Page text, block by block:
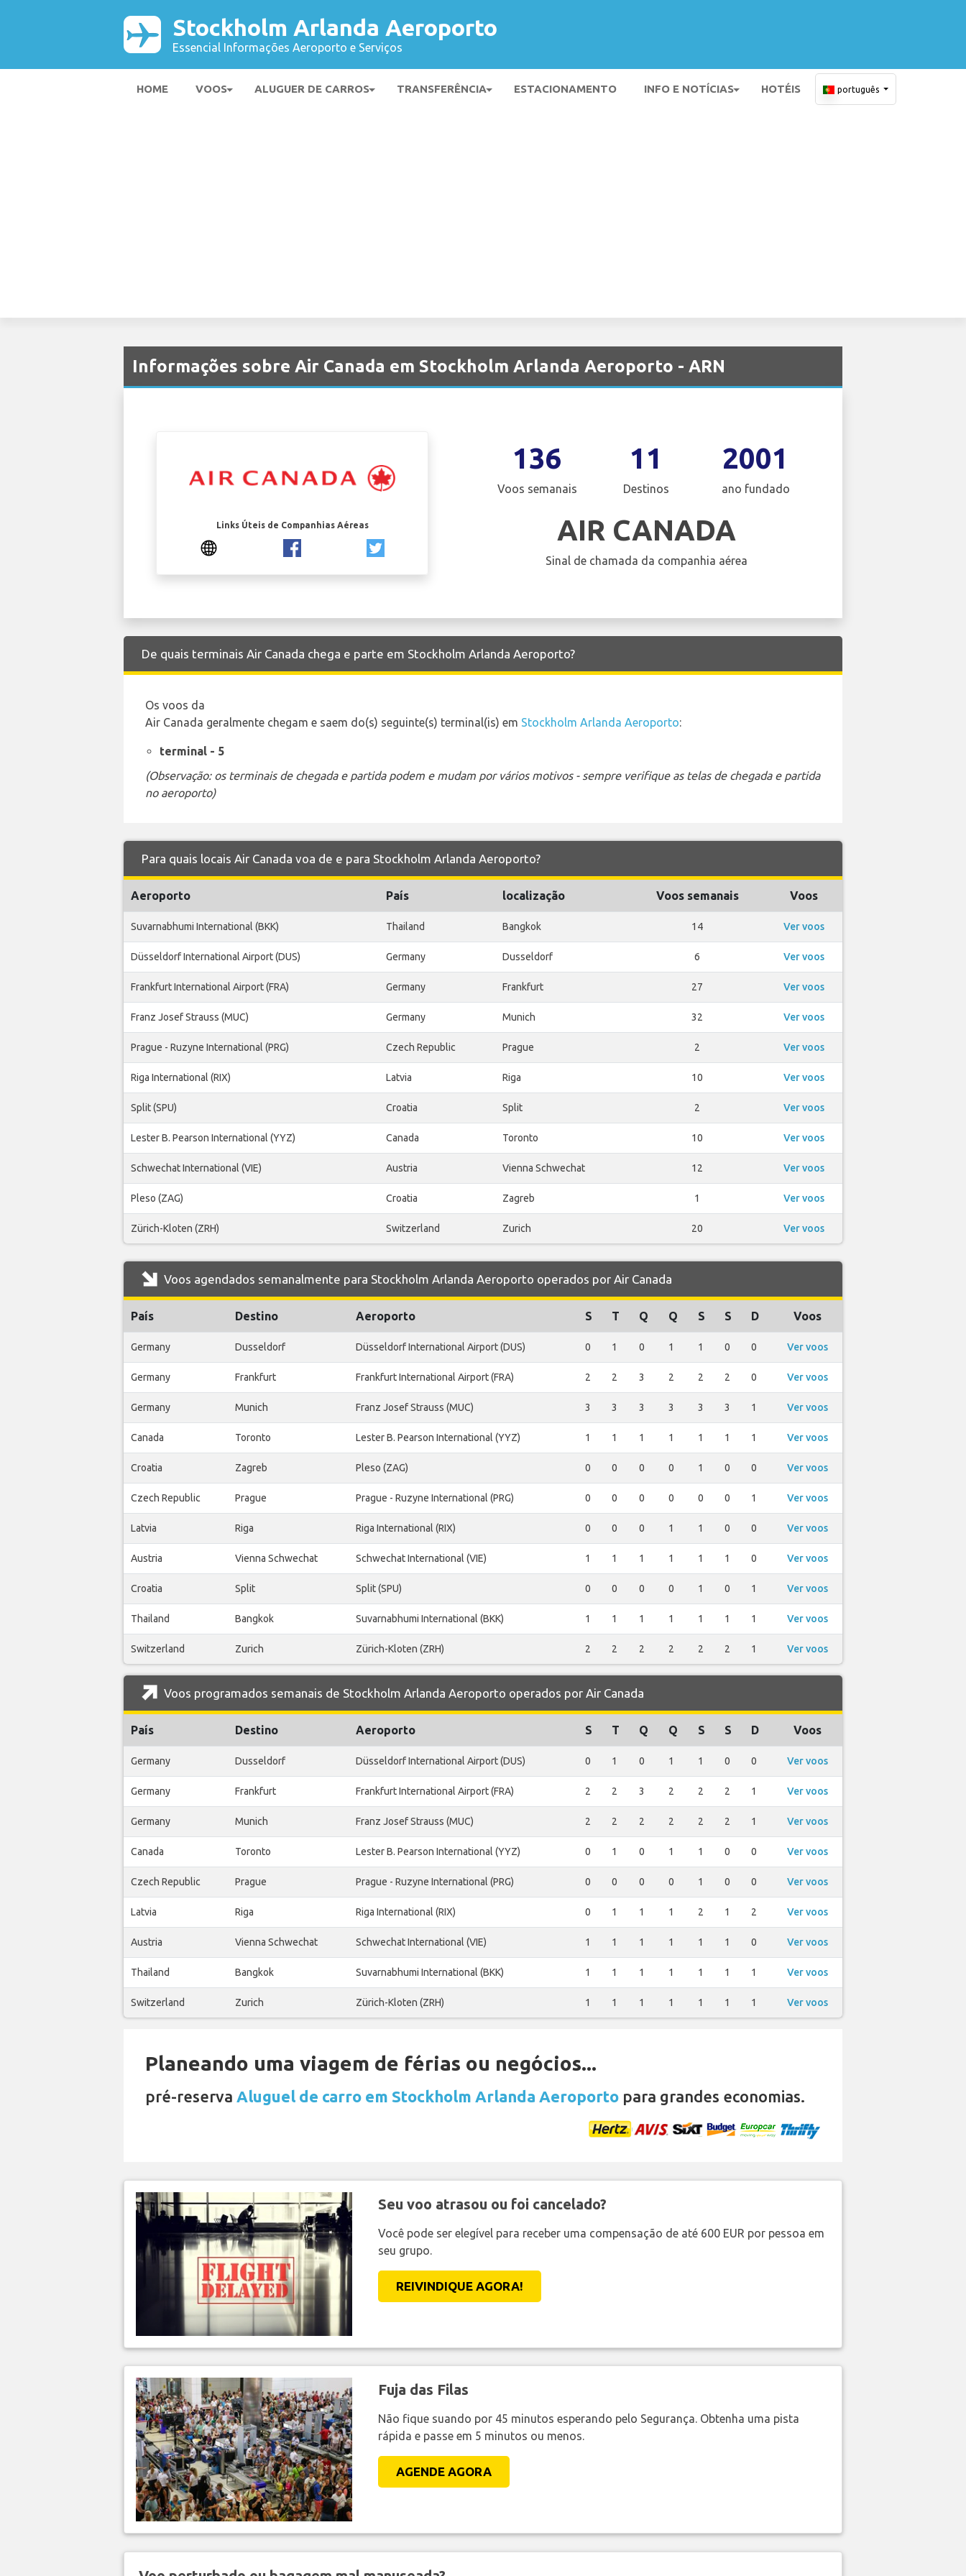
Stockholm Arlanda Aeroporto
Essencial Informações Aeroporto e Serviços
HOME VOOS ALUGUER DE CARROS TRANSFERÊNCIA ESTACIONAMENTO INFO E NOTÍCIAS HOTÉIS português
Informações sobre Air Canada em Stockholm Arlanda Aeroporto - ARN
Links Úteis de Companhias Aéreas
136
Voos semanais
11
Destinos
2001
ano fundado
AIR CANADA
Sinal de chamada da companhia aérea
De quais terminais Air Canada chega e parte em Stockholm Arlanda Aeroporto?
Os voos da
Air Canada geralmente chegam e saem do(s) seguinte(s) terminal(is) em Stockholm Arlanda Aeroporto:
terminal - 5
(Observação: os terminais de chegada e partida podem e mudam por vários motivos - sempre verifique as telas de chegada e partida
no aeroporto)
Para quais locais Air Canada voa de e para Stockholm Arlanda Aeroporto?
Aeroporto País localização Voos semanais Voos
Suvarnabhumi International (BKK) Thailand Bangkok 14 Ver voos
Düsseldorf International Airport (DUS) Germany Dusseldorf 6 Ver voos
Frankfurt International Airport (FRA) Germany Frankfurt 27 Ver voos
Franz Josef Strauss (MUC) Germany Munich 32 Ver voos
Prague - Ruzyne International (PRG) Czech Republic Prague 2 Ver voos
Riga International (RIX) Latvia Riga 10 Ver voos
Split (SPU) Croatia Split 2 Ver voos
Lester B. Pearson International (YYZ) Canada Toronto 10 Ver voos
Schwechat International (VIE) Austria Vienna Schwechat 12 Ver voos
Pleso (ZAG) Croatia Zagreb 1 Ver voos
Zürich-Kloten (ZRH) Switzerland Zurich 20 Ver voos
Voos agendados semanalmente para Stockholm Arlanda Aeroporto operados por Air Canada
País Destino Aeroporto S T Q Q S S D Voos
Germany Dusseldorf Düsseldorf International Airport (DUS) 0 1 0 1 1 0 0 Ver voos
Germany Frankfurt Frankfurt International Airport (FRA) 2 2 3 2 2 2 0 Ver voos
Germany Munich Franz Josef Strauss (MUC) 3 3 3 3 3 3 1 Ver voos
Canada Toronto Lester B. Pearson International (YYZ) 1 1 1 1 1 1 1 Ver voos
Croatia Zagreb Pleso (ZAG) 0 0 0 0 1 0 0 Ver voos
Czech Republic Prague Prague - Ruzyne International (PRG) 0 0 0 0 0 0 1 Ver voos
Latvia Riga Riga International (RIX) 0 0 0 1 1 0 0 Ver voos
Austria Vienna Schwechat Schwechat International (VIE) 1 1 1 1 1 1 0 Ver voos
Croatia Split Split (SPU) 0 0 0 0 1 0 1 Ver voos
Thailand Bangkok Suvarnabhumi International (BKK) 1 1 1 1 1 1 1 Ver voos
Switzerland Zurich Zürich-Kloten (ZRH) 2 2 2 2 2 2 1 Ver voos
Voos programados semanais de Stockholm Arlanda Aeroporto operados por Air Canada
País Destino Aeroporto S T Q Q S S D Voos
Germany Dusseldorf Düsseldorf International Airport (DUS) 0 1 0 1 1 0 0 Ver voos
Germany Frankfurt Frankfurt International Airport (FRA) 2 2 3 2 2 2 1 Ver voos
Germany Munich Franz Josef Strauss (MUC) 2 2 2 2 2 2 1 Ver voos
Canada Toronto Lester B. Pearson International (YYZ) 0 1 0 1 1 0 0 Ver voos
Czech Republic Prague Prague - Ruzyne International (PRG) 0 0 0 0 1 0 0 Ver voos
Latvia Riga Riga International (RIX) 0 1 1 1 2 1 2 Ver voos
Austria Vienna Schwechat Schwechat International (VIE) 1 1 1 1 1 1 0 Ver voos
Thailand Bangkok Suvarnabhumi International (BKK) 1 1 1 1 1 1 1 Ver voos
Switzerland Zurich Zürich-Kloten (ZRH) 1 1 1 1 1 1 1 Ver voos
Planeando uma viagem de férias ou negócios...
pré-reserva Aluguel de carro em Stockholm Arlanda Aeroporto para grandes economias.
Seu voo atrasou ou foi cancelado?
Você pode ser elegível para receber uma compensação de até 600 EUR por pessoa em
seu grupo.
REIVINDIQUE AGORA!
Fuja das Filas
Não fique suando por 45 minutos esperando pelo Segurança. Obtenha uma pista
rápida e passe em 5 minutos ou menos.
AGENDE AGORA